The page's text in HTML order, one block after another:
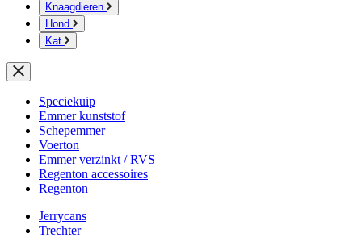
Knaagdieren
Hond
Kat
Speciekuip
Emmer kunststof
Schepemmer
Voerton
Emmer verzinkt / RVS
Regenton accessoires
Regenton
Jerrycans
Trechter